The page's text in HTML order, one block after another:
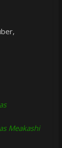
Meakashi